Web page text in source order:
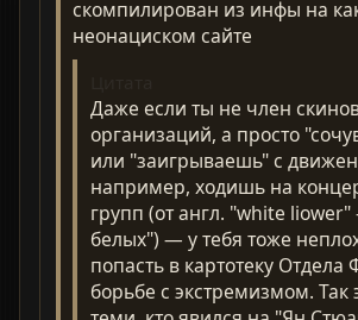
скомпилирован из инфы на
неонациском сайте
Даже если ты не член
организаций, а просто
или "заигрываешь" с
например, ходишь на
групп (от англ. "white
белых") — у тебя тоже
попасть в картотеку Отдела
борьбе с экстремизмом. Так